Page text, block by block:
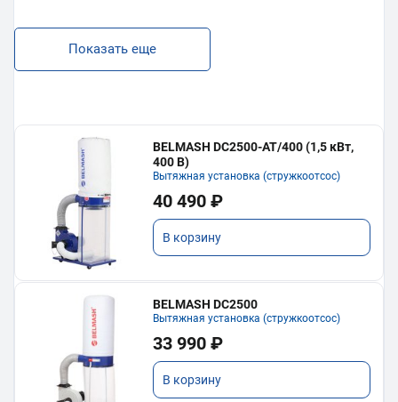
Показать еще
BELMASH DC2500-AT/400 (1,5 кВт,
400 В)
Вытяжная установка (стружкоотсос)
40 490 ₽
В корзину
BELMASH DC2500
Вытяжная установка (стружкоотсос)
33 990 ₽
В корзину